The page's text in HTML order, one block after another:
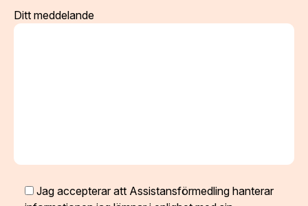
Ditt meddelande
Jag accepterar att Assistansförmedling hanterar